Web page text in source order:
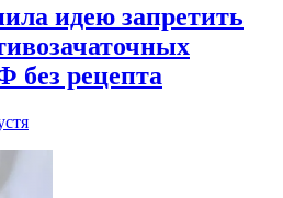
идею запретить
без рецепта